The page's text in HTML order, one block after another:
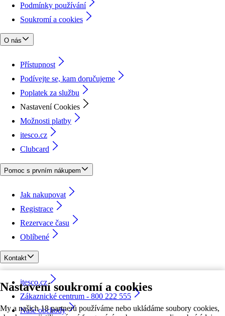
Nastavení soukromí a cookies
My a našich 18 partnerů používáme nebo ukládáme soubory cookies,
Podmínky používání
Soukromí a cookies
O nás
Přístupnost
Podívejte se, kam doručujeme
Poplatek za službu
Nastavení Cookies
Možnosti platby
itesco.cz
Clubcard
Pomoc s prvním nákupem
Jak nakupovat
Registrace
Rezervace času
Oblíbené
Kontakt
itesco.cz
Zákaznické centrum - 800 222 555
Naše obchody